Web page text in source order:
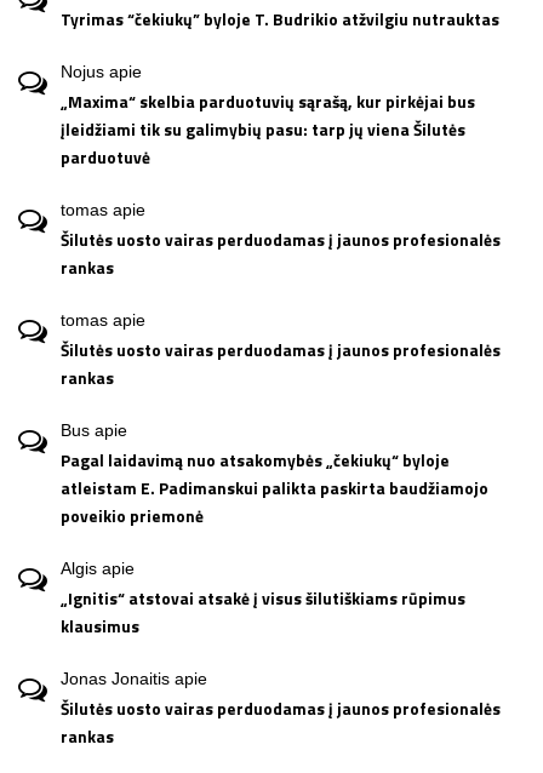
Tyrimas “čekiukų” byloje T. Budrikio atžvilgiu nutrauktas
Nojus apie
„Maxima“ skelbia parduotuvių sąrašą, kur pirkėjai bus
įleidžiami tik su galimybių pasu: tarp jų viena Šilutės
parduotuvė
tomas apie
Šilutės uosto vairas perduodamas į jaunos profesionalės
rankas
tomas apie
Šilutės uosto vairas perduodamas į jaunos profesionalės
rankas
Bus apie
Pagal laidavimą nuo atsakomybės „čekiukų“ byloje
atleistam E. Padimanskui palikta paskirta baudžiamojo
poveikio priemonė
Algis apie
„Ignitis“ atstovai atsakė į visus šilutiškiams rūpimus
klausimus
Jonas Jonaitis apie
Šilutės uosto vairas perduodamas į jaunos profesionalės
rankas